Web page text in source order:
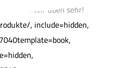
schwer. Wir üben sehr!
, include=hidden,